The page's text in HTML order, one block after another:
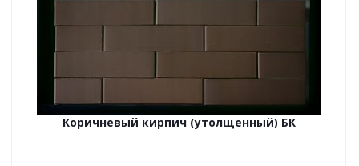
Коричневый кирпич (утолщенный) БК